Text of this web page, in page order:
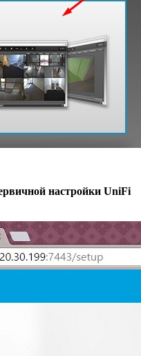
настройки UniFi